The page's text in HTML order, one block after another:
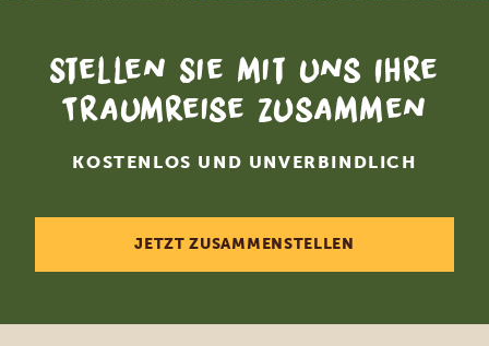
Stellen Sie mit uns Ihre
Traumreise zusammen
KOSTENLOS UND UNVERBINDLICH
JETZT ZUSAMMENSTELLEN